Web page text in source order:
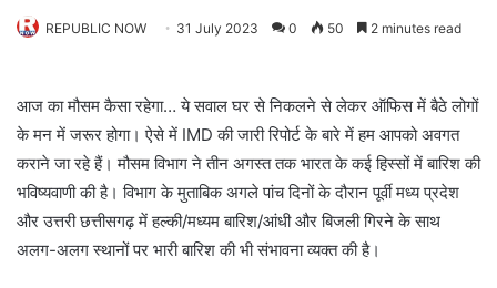
REPUBLIC NOW 31 July 2023 0 50 2 minutes read
आज का मौसम कैसा रहेगा… ये सवाल घर से निकलने से लेकर ऑफिस में बैठे लोगों
के मन में जरूर होगा। ऐसे में IMD की जारी रिपोर्ट के बारे में हम आपको अवगत
कराने जा रहे हैं। मौसम विभाग ने तीन अगस्त तक भारत के कई हिस्सों में बारिश की
भविष्यवाणी की है। विभाग के मुताबिक अगले पांच दिनों के दौरान पूर्वी मध्य प्रदेश
और उत्तरी छत्तीसगढ़ में हल्की/मध्यम बारिश/आंधी और बिजली गिरने के साथ
अलग-अलग स्थानों पर भारी बारिश की भी संभावना व्यक्त की है।